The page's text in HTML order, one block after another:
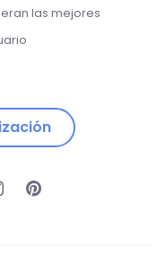
las mejores